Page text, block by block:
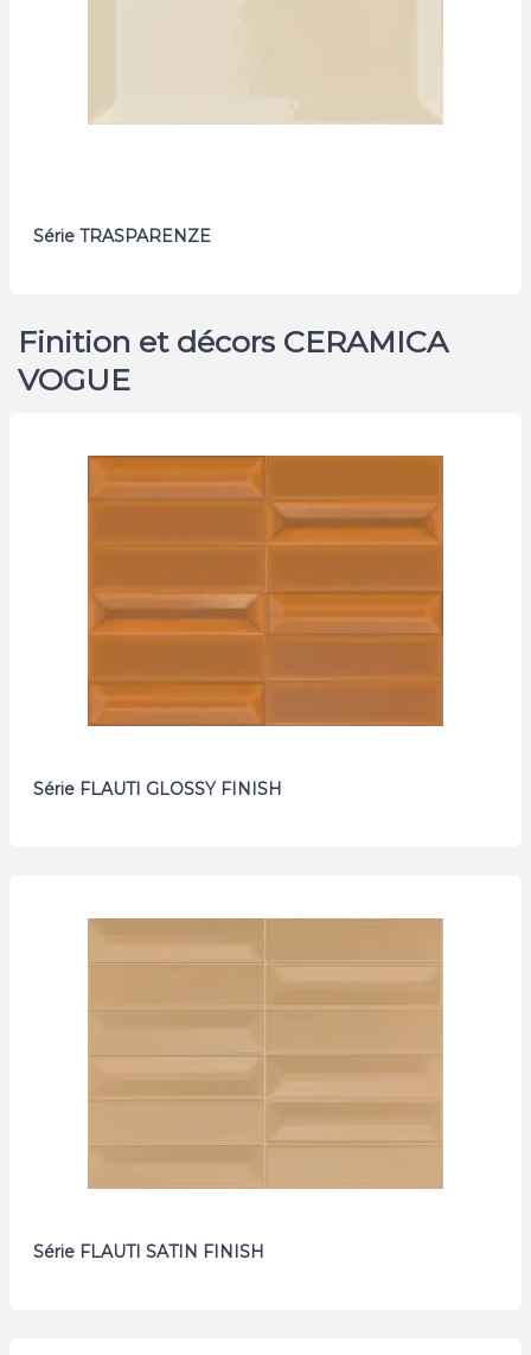
Série TRASPARENZE
Finition et décors CERAMICA
VOGUE
Série FLAUTI GLOSSY FINISH
Série FLAUTI SATIN FINISH